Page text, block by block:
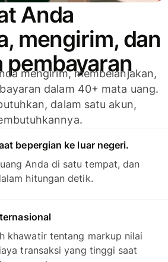
Anda
mengirim, dan
pembayaran
mengirim, membelanjakan,
dalam 40+ mata uang.
dalam satu akun,
bepergian ke luar negeri.
Anda di satu tempat, dan
hitungan detik.
khawatir tentang markup nilai
transaksi yang tinggi saat